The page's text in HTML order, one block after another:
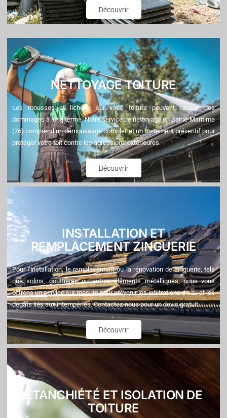
Découvrir
NETTOYAGE TOITURE
Les mousses et lichens sur votre toiture peuvent causer des
dommages à long terme. Notre service de nettoyage en Seine-Maritime
(76) comprend un démoussage complet et un traitement préventif pour
protéger votre toit contre les agressions extérieures.
Découvrir
INSTALLATION ET
REMPLACEMENT ZINGUERIE
Pour l’installation, le remplacement ou la rénovation de zinguerie, tels
que solins, gouttières ou autres éléments métalliques, nous vous
offrons un service sur mesure pour prévenir les infiltrations d’eau et les
dégâts liés aux intempéries. Contactez-nous pour un devis gratuit.
Découvrir
ETANCHIÉTÉ ET ISOLATION DE
TOITURE